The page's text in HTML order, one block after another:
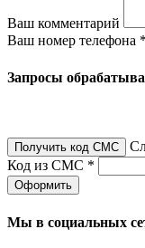
Ваш комментарий
Ваш номер телефона *
Запросы
Получить код СМС
Код из СМС *
Оформить
Мы в социальных